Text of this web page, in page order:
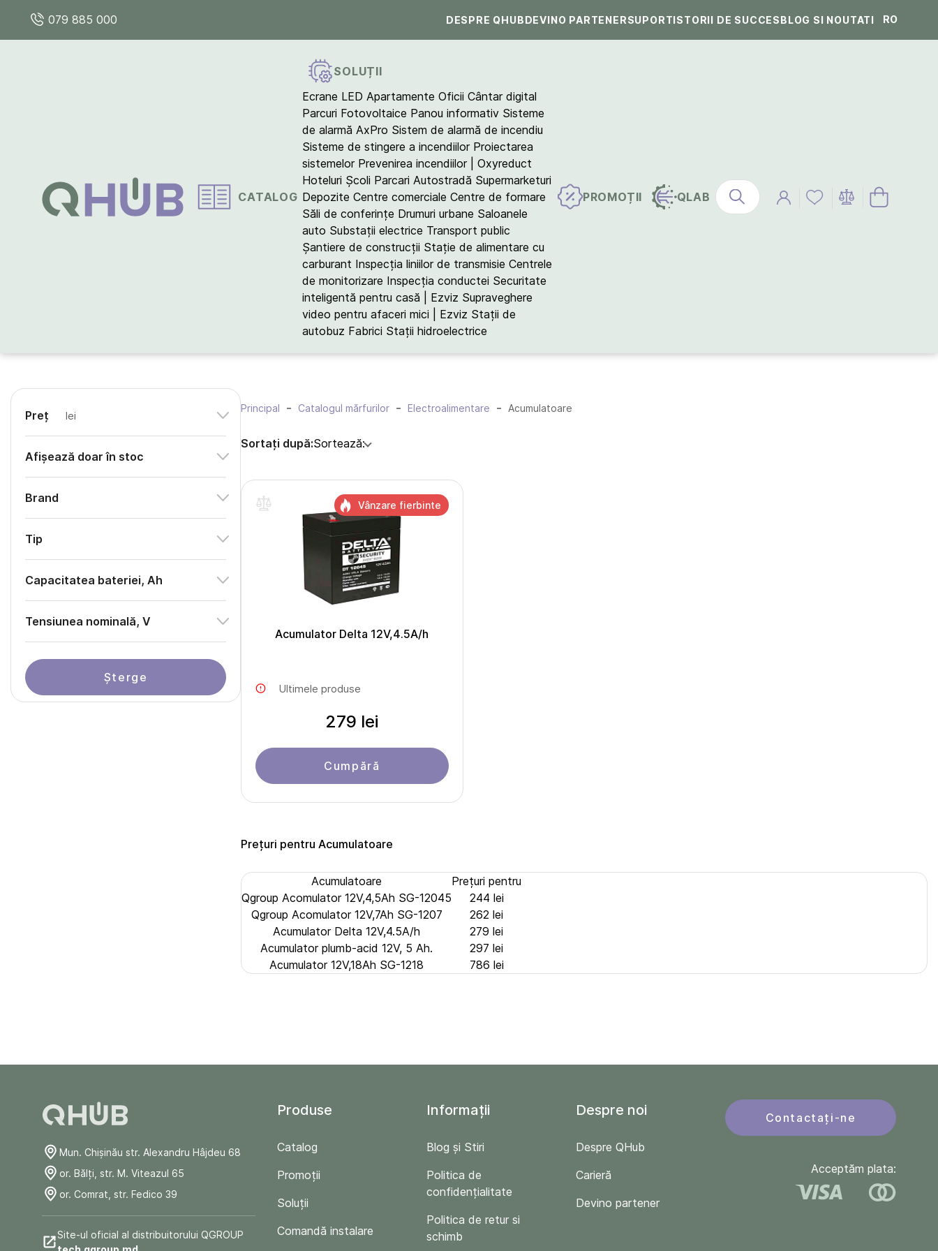
079 885 000 DESPRE QHUBDEVINO PARTENERSUPORTISTORII DE SUCCESBLOG SI NOUTATI RO
CATALOG
SOLUȚII
Ecrane LED Apartamente Oficii Cântar digital
Parcuri Fotovoltaice Panou informativ Sisteme
de alarmă AxPro Sistem de alarmă de incendiu
Sisteme de stingere a incendiilor Proiectarea
sistemelor Prevenirea incendiilor | Oxyreduct
Hoteluri Școli Parcari Autostradă Supermarketuri
Depozite Centre comerciale Centre de formare
Săli de conferințe Drumuri urbane Saloanele
auto Substații electrice Transport public
Șantiere de construcții Stație de alimentare cu
carburant Inspecția liniilor de transmisie Centrele
de monitorizare Inspecția conductei Securitate
inteligentă pentru casă | Ezviz Supraveghere
video pentru afaceri mici | Ezviz Stații de
autobuz Fabrici Stații hidroelectrice
PROMOȚII QLAB
Preț lei
Afișează doar în stoc
Brand
Tip
Capacitatea bateriei, Ah
Tensiunea nominală, V
Șterge
Principal Catalogul mărfurilor Electroalimentare Acumulatoare
Sortați după:Sortează:
Acumulator Delta 12V,4.5A/h
Ultimele produse
279 lei
Cumpără
Vânzare fierbinte
Prețuri pentru Acumulatoare
Acumulatoare
Prețuri pentru
Qgroup Acomulator 12V,4,5Ah SG-12045
244 lei
Qgroup Acomulator 12V,7Ah SG-1207
262 lei
Acumulator Delta 12V,4.5A/h
279 lei
Acumulator plumb-acid 12V, 5 Ah.
297 lei
Acumulator 12V,18Ah SG-1218
786 lei
Mun. Chişinău str. Alexandru Hâjdeu 68
or. Bălți, str. M. Viteazul 65
or. Comrat, str. Fedico 39
Site-ul oficial al distribuitorului QGROUP
Produse
Catalog
Promoții
Soluții
Comandă instalare
Informații
Blog și Stiri
Politica de
confidențialitate
Politica de retur si
schimb
Despre noi
Despre QHub
Carieră
Devino partener
Contactați-ne
Acceptăm plata: